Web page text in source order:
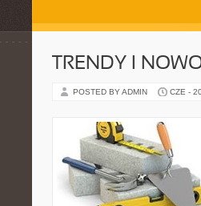
TRENDY I
POSTED BY ADMIN CZE -